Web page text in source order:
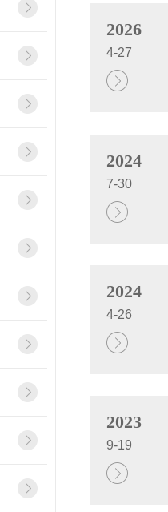
2026
4-27
2024
7-30
2024
4-26
2023
9-19